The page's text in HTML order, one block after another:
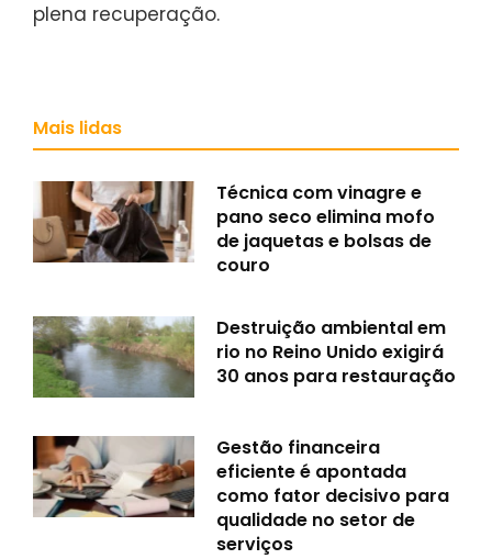
plena recuperação.
Mais lidas
Técnica com vinagre e
pano seco elimina mofo
de jaquetas e bolsas de
couro
Destruição ambiental em
rio no Reino Unido exigirá
30 anos para restauração
Gestão financeira
eficiente é apontada
como fator decisivo para
qualidade no setor de
serviços